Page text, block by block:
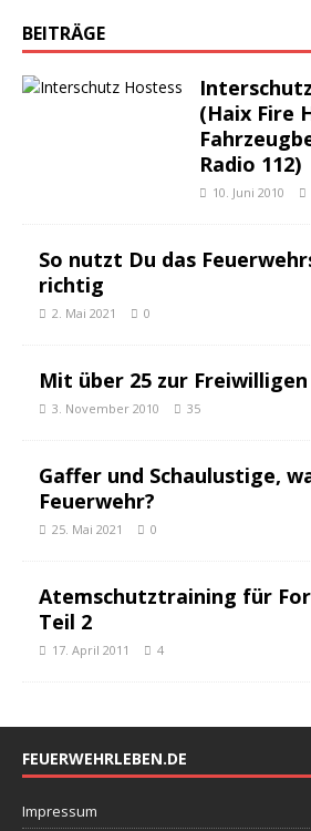
BEITRÄGE
(Haix Fire
Radio 112)
10. Juni 2010
So nutzt Du das
richtig
2. Mai 2021 0
Mit über 25 zur
3. November 2010 35
Gaffer und Schaulustige,
Feuerwehr?
25. Mai 2021 0
Atemschutztraining für
Teil 2
17. April 2011 4
FEUERWEHRLEBEN.DE
Impressum